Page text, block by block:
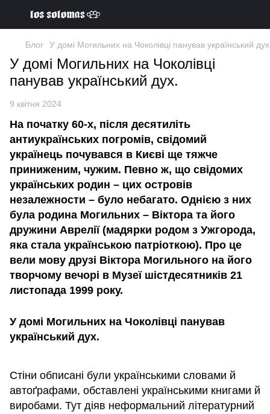
Блог У домі Могильних на Чоколівці панував український
У домі Могильних на Чоколівці
панував український дух.
9 квітня 2024
На початку 60-х, після десятиліть
антиукраїнських погромів, свідомий
українець почувався в Києві ще тяжче
приниженим, чужим. Певно ж, що свідомих
українських родин – цих островів
незалежности – було небагато. Однією з них
була родина Могильних – Віктора та його
дружини Аврелії (мадярки родом з Ужгорода,
яка стала українською патріоткою). Про це
вели мову друзі Віктора Могильного на його
творчому вечорі в Музеї шістдесятників 21
листопада 1999 року.
У домі Могильних на Чоколівці панував
український дух.
Стіни обписані були українськими словами й
автоґрафами, обставлені українськими книгами й
виробами. Тут діяв неформальний літературний